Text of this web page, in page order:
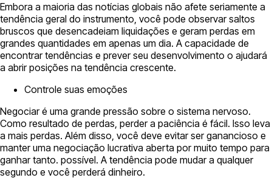
Embora a maioria das notícias globais não afete seriamente a
tendência geral do instrumento, você pode observar saltos
bruscos que desencadeiam liquidações e geram perdas em
grandes quantidades em apenas um dia. A capacidade de
encontrar tendências e prever seu desenvolvimento o ajudará
a abrir posições na tendência crescente.
Controle suas emoções
Negociar é uma grande pressão sobre o sistema nervoso.
Como resultado de perdas, perder a paciência é fácil. Isso leva
a mais perdas. Além disso, você deve evitar ser ganancioso e
manter uma negociação lucrativa aberta por muito tempo para
ganhar tanto. possível. A tendência pode mudar a qualquer
segundo e você perderá dinheiro.